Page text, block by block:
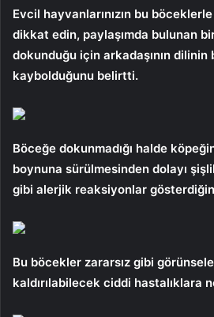
Evcil hayvanlarınızın bu
dikkat edin, paylaşımda bulunan
dokunduğu için arkadaşının dilinin
kaybolduğunu belirtti.
Böceğe dokunmadığı halde
boynuna sürülmesinden dolayı
gibi alerjik reaksiyonlar
Bu böcekler zararsız gibi
kaldırılabilecek ciddi hastalıklara